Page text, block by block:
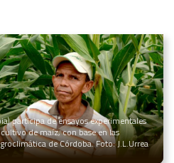
participa de ensayos experimentales
de maíz, con base en las
de Córdoba. Foto: J.L.Urrea